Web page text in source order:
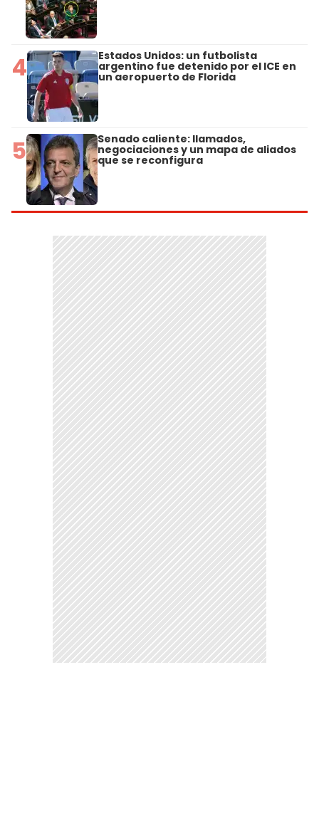
4 Estados Unidos: un futbolista
argentino fue detenido por el ICE en
un aeropuerto de Florida
5 Senado caliente: llamados,
negociaciones y un mapa de aliados
que se reconfigura